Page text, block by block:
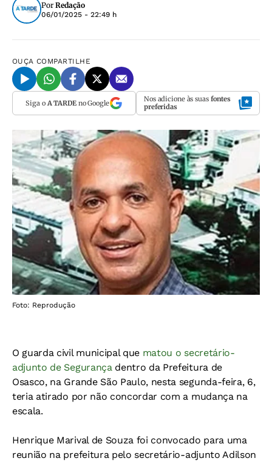
Por Redação
06/01/2025 - 22:49 h
OUÇA COMPARTILHE
Siga o A TARDEno Google Nos adicione às suas fontes
preferidas
Foto: Reprodução
O guarda civil municipal que matou o secretário-
adjunto de Segurançadentro da Prefeitura de
Osasco, na Grande São Paulo, nesta segunda-feira, 6,
teria atirado por não concordar com a mudança na
escala.
Henrique Marival de Souza foi convocado para uma
reunião na prefeitura pelo secretário-adjunto Adilson